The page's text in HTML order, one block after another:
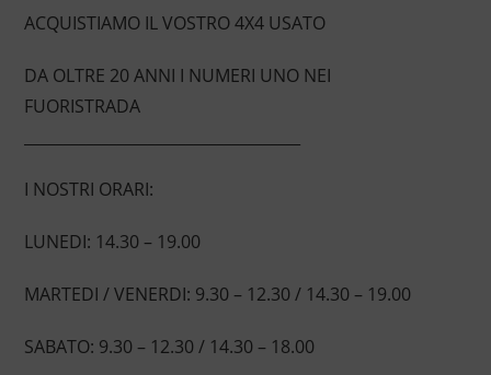
ACQUISTIAMO IL VOSTRO 4X4 USATO
DA OLTRE 20 ANNI I NUMERI UNO NEI
FUORISTRADA
I NOSTRI ORARI:
LUNEDI: 14.30 – 19.00
MARTEDI / VENERDI: 9.30 – 12.30 / 14.30 – 19.00
SABATO: 9.30 – 12.30 / 14.30 – 18.00